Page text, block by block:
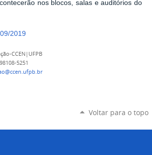
nos blocos, salas e auditórios do
2019
CCEN|UFPB
5251
Voltar para o topo